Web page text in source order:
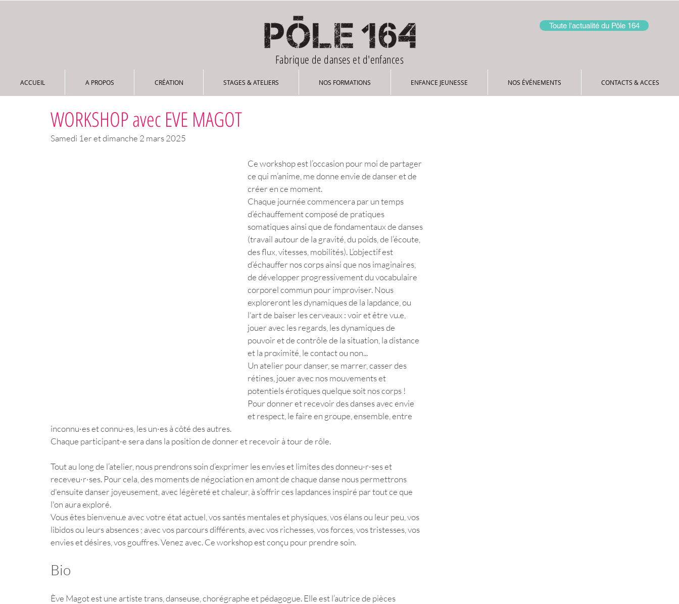
Toute l'actualité du Pôle 164
Fabrique de danses et d'enfances
ACCUEIL A PROPOS CRÉATION STAGES & ATELIERS NOS FORMATIONS ENFANCE JEUNESSE NOS ÉVÉNEMENTS CONTACTS & ACCES
ACCUEIL A PROPOS STAGES & ATELIERS NOS FORMATIONS ENFANCE JEUNESSE NOS ÉVÉNEMENTS CONTACTS & ACCES
WORKSHOP avec EVE MAGOT
Samedi 1er et dimanche 2 mars 2025
Ce workshop est l’occasion pour moi de partager
ce qui m’anime, me donne envie de danser et de
créer en ce moment.
Chaque journée commencera par un temps
d’échauffement composé de pratiques
somatiques ainsi que de fondamentaux de danses
(travail autour de la gravité, du poids, de l’écoute,
des flux, vitesses, mobilités). L’objectif est
d’échauffer nos corps ainsi que nos imaginaires,
de développer progressivement du vocabulaire
corporel commun pour improviser. Nous
exploreront les dynamiques de la lapdance, ou
l'art de baiser les cerveaux : voir et être vu.e,
jouer avec les regards, les dynamiques de
pouvoir et de contrôle de la situation, la distance
et la proximité, le contact ou non...
Un atelier pour danser, se marrer, casser des
rétines, jouer avec nos mouvements et
potentiels érotiques quelque soit nos corps !
Pour donner et recevoir des danses avec envie
et respect, le faire en groupe, ensemble, entre
inconnu·es et connu·es, les un·es à côté des autres.
Chaque participant·e sera dans la position de donner et recevoir à tour de rôle.
Tout au long de l’atelier, nous prendrons soin d’exprimer les envies et limites des donneu·r·ses et
receveu·r·ses. Pour cela, des moments de négociation en amont de chaque danse nous permettrons
d'ensuite danser joyeusement, avec légèreté et chaleur, à s’offrir ces lapdances inspiré par tout ce que
l'on aura exploré.
Vous êtes bienvenu.e avec votre état actuel, vos santés mentales et physiques, vos élans ou leur peu, vos
libidos ou leurs absences ; avec vos parcours différents, avec vos richesses, vos forces, vos tristesses, vos
envies et désires, vos gouffres. Venez avec. Ce workshop est conçu pour prendre soin.
Bio
Ève Magot est une artiste trans, danseuse, chorégraphe et pédagogue. Elle est l’autrice de pièces